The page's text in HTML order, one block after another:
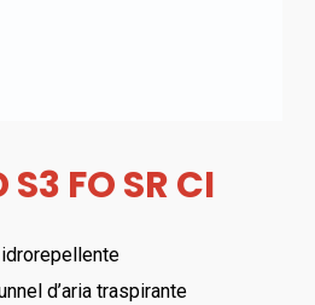
S3 FO SR CI
d’aria traspirante